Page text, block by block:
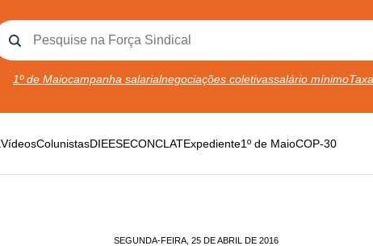
1º de Maiocampanha salarialnegociações coletivassalário mínimo
VídeosColunistasDIEESECONCLATExpediente1º de MaioCOP-30
SEGUNDA-FEIRA, 25 DE ABRIL DE 2016